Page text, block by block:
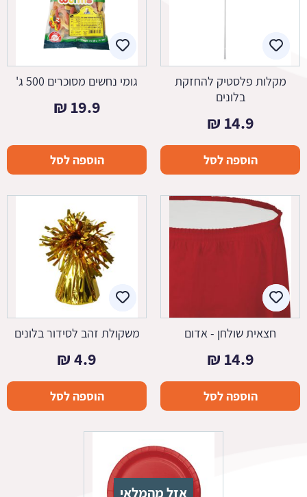
מקלות פלסטיק להחזקת
בלונים
14.9
₪
הוספה לסל
גומי נחשים מסוכרים 500 ג'
19.9
₪
הוספה לסל
חצאית שולחן - אדום
14.9
₪
הוספה לסל
משקולת זהב לסידור בלונים
4.9
₪
הוספה לסל
אזל מהמלאי